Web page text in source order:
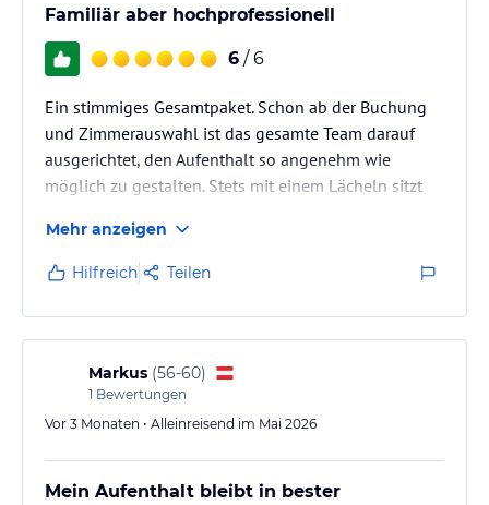
Familiär aber hochprofessionell
6 / 6
Ein stimmiges Gesamtpaket. Schon ab der Buchung
und Zimmerauswahl ist das gesamte Team darauf
ausgerichtet, den Aufenthalt so angenehm wie
möglich zu gestalten. Stets mit einem Lächeln sitzt
rundum verwöhnt.
Mehr anzeigen
Hilfreich Teilen
Markus (56-60)
1 Bewertungen
Vor 3 Monaten • Alleinreisend im Mai 2026
Mein Aufenthalt bleibt in bester